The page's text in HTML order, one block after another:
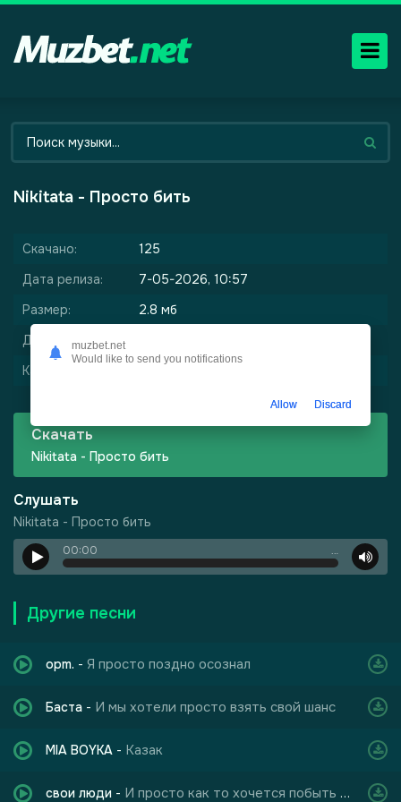
Nikitata - Просто бить
Скачано:
125
Дата релиза:
7-05-2026, 10:57
Размер:
2.8 мб
Длительность:
Качество:
Скачать
Nikitata - Просто бить
Слушать
Nikitata - Просто бить
00:00 …
Другие песни
opm. - Я просто поздно осознал
Баста - И мы хотели просто взять свой шанс
MIA BOYKA - Казак
свои люди - И просто как то хочется побыть с тишиной
- Харизма
muzbet.net
Would like to send you notifications
Allow Discard